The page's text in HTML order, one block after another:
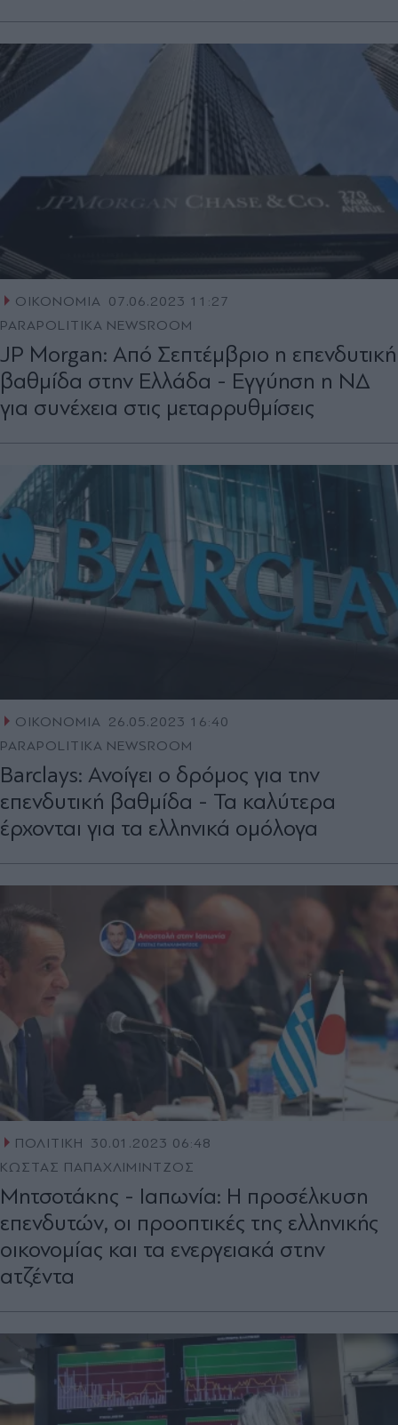
ΟΙΚΟΝΟΜΙΑ 07.06.2023 11:27
PARAPOLITIKA NEWSROOM
JP Morgan: Από Σεπτέμβριο η επενδυτική
βαθμίδα στην Ελλάδα - Εγγύηση η ΝΔ
για συνέχεια στις μεταρρυθμίσεις
ΟΙΚΟΝΟΜΙΑ 26.05.2023 16:40
PARAPOLITIKA NEWSROOM
Barclays: Ανοίγει ο δρόμος για την
επενδυτική βαθμίδα - Τα καλύτερα
έρχονται για τα ελληνικά ομόλογα
ΠΟΛΙΤΙΚΗ
30.01.2023 06:48
ΚΩΣΤΑΣ ΠΑΠΑΧΛΙΜΙΝΤΖΟΣ
Μητσοτάκης - Ιαπωνία: Η προσέλκυση
επενδυτών, οι προοπτικές της ελληνικής
οικονομίας και τα ενεργειακά στην
ατζέντα